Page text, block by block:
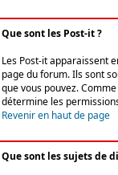
Que sont les Post-it ?
Les Post-it apparaissent
page du forum. Ils sont
que vous pouvez.
détermine les
Revenir en haut de page
Que sont les sujets de